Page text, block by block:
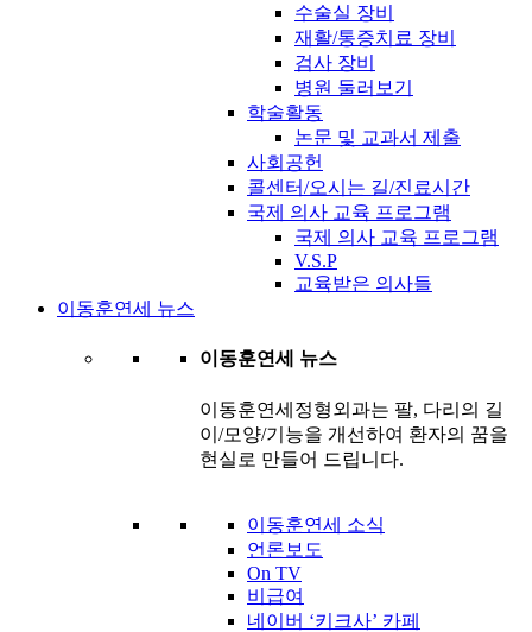
수술실 장비
재활/통증치료 장비
검사 장비
병원 둘러보기
학술활동
논문 및 교과서 제출
사회공헌
콜센터/오시는 길/진료시간
국제 의사 교육 프로그램
국제 의사 교육 프로그램
V.S.P
교육받은 의사들
이동훈연세 뉴스
이동훈연세 뉴스
이동훈연세정형외과는 팔, 다리의 길
이/모양/기능을 개선하여 환자의 꿈을
현실로 만들어 드립니다.
이동훈연세 소식
언론보도
On TV
비급여
네이버 ‘키크사’ 카페